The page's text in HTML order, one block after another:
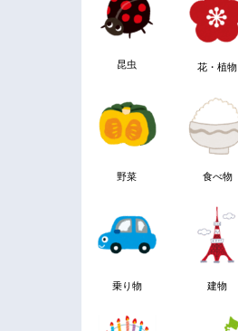
昆虫 花・植物
野菜 食べ物
乗り物 建物